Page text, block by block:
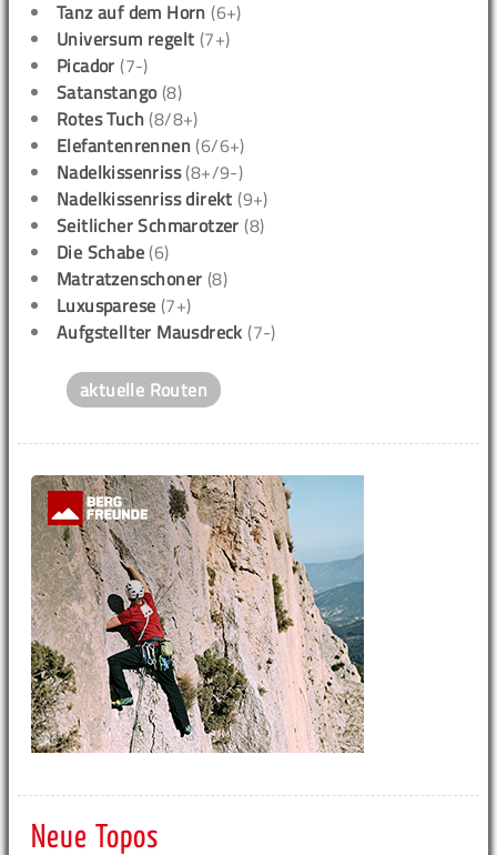
Tanz auf dem Horn (6+)
Universum regelt (7+)
Picador (7-)
Satanstango(8)
Rotes Tuch (8/8+)
Elefantenrennen (6/6+)
Nadelkissenriss(8+/9-)
Nadelkissenriss direkt (9+)
Seitlicher Schmarotzer (8)
Die Schabe (6)
Matratzenschoner (8)
Luxusparese (7+)
Aufgstellter Mausdreck (7-)
aktuelle Routen
Neue Topos